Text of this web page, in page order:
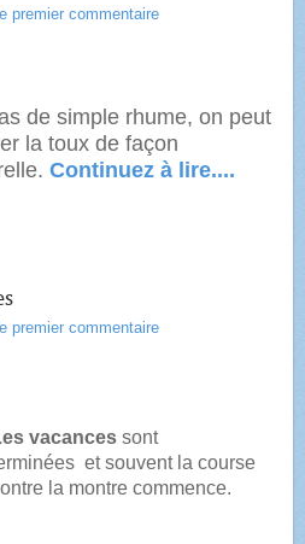
premier commentaire
de simple rhume, on peut
la toux de façon
Continuez à lire....
premier commentaire
vacances sont
et souvent la course
la montre commence.